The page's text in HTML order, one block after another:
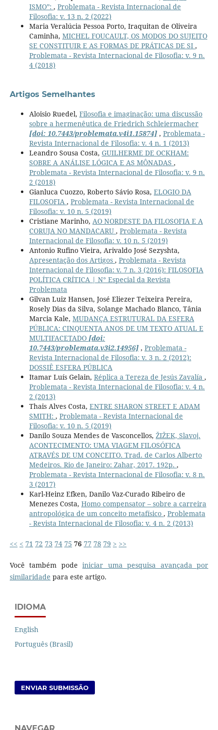
ISMO”: , Problemata - Revista Internacional de
Filosofia: v. 13 n. 2 (2022)
Maria Veralúcia Pessoa Porto, Iraquitan de Oliveira
Caminha, MICHEL FOUCAULT, OS MODOS DO SUJEITO
SE CONSTITUIR E AS FORMAS DE PRÁTICAS DE SI ,
Problemata - Revista Internacional de Filosofia: v. 9 n.
4 (2018)
Artigos Semelhantes
Aloisio Ruedel, Filosofia e imaginação: uma discussão
sobre a hermenêutica de Friedrich Schleiermacher
[doi: 10.7443/problemata.v4i1.15874], Problemata -
Revista Internacional de Filosofia: v. 4 n. 1 (2013)
Leandro Sousa Costa, GUILHERME DE OCKHAM:
SOBRE A ANÁLISE LÓGICA E AS MÔNADAS ,
Problemata - Revista Internacional de Filosofia: v. 9 n.
2 (2018)
Gianluca Cuozzo, Roberto Sávio Rosa, ELOGIO DA
FILOSOFIA , Problemata - Revista Internacional de
Filosofia: v. 10 n. 5 (2019)
Cristiane Marinho, AO NORDESTE DA FILOSOFIA E A
CORUJA NO MANDACARU , Problemata - Revista
Internacional de Filosofia: v. 10 n. 5 (2019)
Antonio Rufino Vieira, Arivaldo José Sezyshta,
Apresentação dos Artigos , Problemata - Revista
Internacional de Filosofia: v. 7 n. 3 (2016): FILOSOFIA
POLÍTICA CRÍTICA | N° Especial da Revista
Problemata
Gilvan Luiz Hansen, José Eliezer Teixeira Pereira,
Rosely Dias da Silva, Solange Machado Blanco, Tânia
Marcia Kale, MUDANÇA ESTRUTURAL DA ESFERA
PÚBLICA: CINQUENTA ANOS DE UM TEXTO ATUAL E
MULTIFACETADO [doi:
10.7443/problemata.v3i2.14956], Problemata -
Revista Internacional de Filosofia: v. 3 n. 2 (2012):
DOSSIÊ ESFERA PÚBLICA
Itamar Luís Gelain, Réplica a Tereza de Jesús Zavalía ,
Problemata - Revista Internacional de Filosofia: v. 4 n.
2 (2013)
Thais Alves Costa, ENTRE SHARON STREET E ADAM
SMITH: , Problemata - Revista Internacional de
Filosofia: v. 10 n. 5 (2019)
Danilo Souza Mendes de Vasconcellos, ŽIŽEK, Slavoj.
ACONTECIMENTO: UMA VIAGEM FILOSÓFICA
ATRAVÉS DE UM CONCEITO. Trad. de Carlos Alberto
Medeiros. Rio de Janeiro: Zahar, 2017. 192p. ,
Problemata - Revista Internacional de Filosofia: v. 8 n.
3 (2017)
Karl-Heinz Efken, Danilo Vaz-Curado Ribeiro de
Menezes Costa, Homo compensator – sobre a carreira
antropológica de um conceito metafísico , Problemata
- Revista Internacional de Filosofia: v. 4 n. 2 (2013)
<< < 71 72 73 74 75 76 77 78 79 > >>
Você também podeiniciar uma pesquisa avançada por
similaridade para este artigo.
IDIOMA
English
Português (Brasil)
ENVIAR SUBMISSÃO